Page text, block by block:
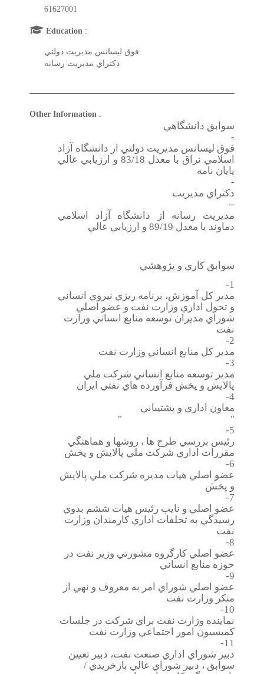
61627001
Education :
فوق ليسانس مديريت دولتي
دكتراي مديريت رسانه
Other Information :
سوابق دانشگاهي
-
فوق ليسانس مديريت دولتي از دانشگاه آزاد
اسلامي نراق با معدل 83/18 و ارزيابي عالي
پايان نامه
-
دكتراي مديريت
–
مديريت رسانه از دانشگاه آزاد اسلامي
دماوند با معدل 89/19 و ارزيابي عالي
سوابق كاري و پژوهشي
1-
مدير كل آموزش، برنامه ريزي نيروي انساني
و تحول اداري وزارت نفت و عضو اصلي
شوراي مديران توسعه منابع انساني وزارت
نفت
2-
مدير كل منابع انساني وزارت نفت
3-
مدير توسعه منابع انساني شركت ملي
پالايش و پخش فرآورده هاي نفتي ايران
4-
معاون اداري و پشتيباني
" "
5-
رئيس بررسي طرح ها ، روشها و هماهنگي
مقررات اداري شركت ملي پالايش و پخش
6-
عضو اصلي هيات مديره شركت ملي پالايش
و پخش
7-
عضو اصلي و نايب رئيس هيات ششم بدوي
رسيدگي به تخلفات اداري كارمندان وزارت
نفت
8-
عضو اصلي كارگروه مشورتي وزير نفت در
حوزه منابع انساني
9-
عضو اصلي شوراي امر به معروف و نهي از
منكر وزارت نفت
10-
نماينده وزارت نفت براي شركت در جلسات
كميسيون امور اجتماعي وزارت نفت
11-
دبير شوراي اداري صنعت نفت، دبير تعيين
سوابق ، دبير شوراي عالي بازخريدي /